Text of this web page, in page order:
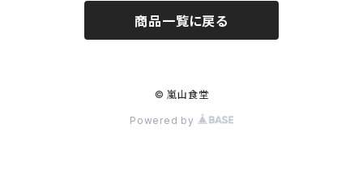
商品一覧に戻る
© 嵐山食堂
Powered by